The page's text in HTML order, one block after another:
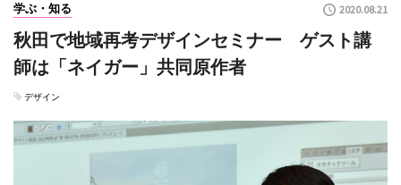
学ぶ・知る 2020.08.21
秋田で地域再考デザインセミナー ゲスト講
師は「ネイガー」共同原作者
デザイン